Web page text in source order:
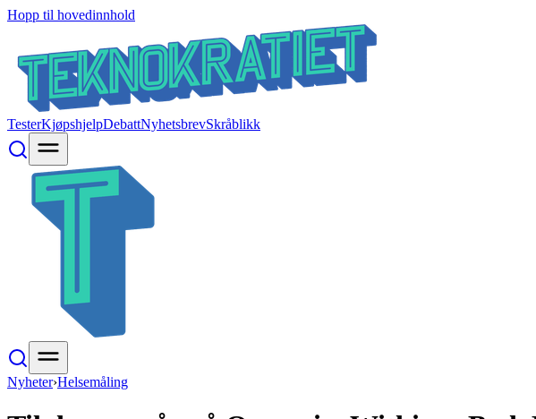
Hopp til hovedinnhold
TesterKjøpshjelpDebattNyhetsbrevSkråblikk
Nyheter›Helsemåling